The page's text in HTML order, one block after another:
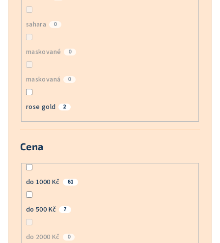
sahara 0
maskované 0
maskovaná 0
rose gold 2
Cena
do 1000 Kč 61
do 500 Kč 7
do 2000 Kč 0